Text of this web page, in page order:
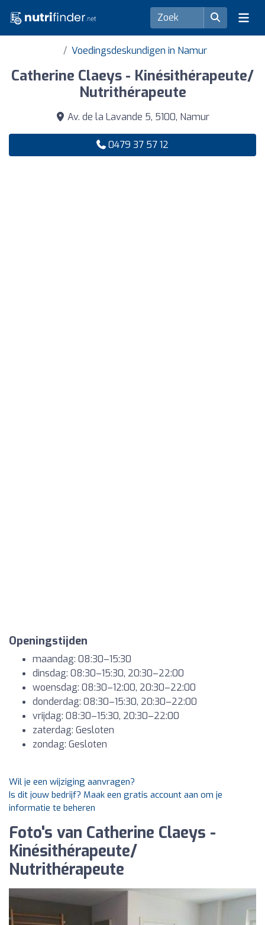
Voedingsdeskundigen in Namur
Catherine Claeys - Kinésithérapeute/
Nutrithérapeute
Av. de la Lavande 5, 5100, Namur
0479 37 57 12
Openingstijden
maandag: 08:30–15:30
dinsdag: 08:30–15:30, 20:30–22:00
woensdag: 08:30–12:00, 20:30–22:00
donderdag: 08:30–15:30, 20:30–22:00
vrijdag: 08:30–15:30, 20:30–22:00
zaterdag: Gesloten
zondag: Gesloten
Wil je een wijziging aanvragen?
Is dit jouw bedrijf? Maak een gratis account aan om je
informatie te beheren
Foto's van Catherine Claeys -
Kinésithérapeute/
Nutrithérapeute